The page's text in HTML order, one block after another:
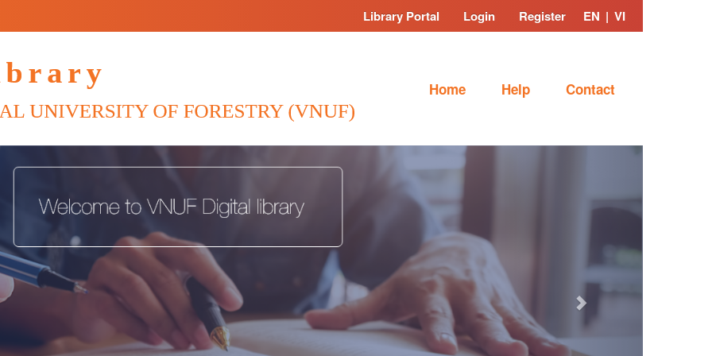
Library Portal Login Register EN | VI
Home Help Contact